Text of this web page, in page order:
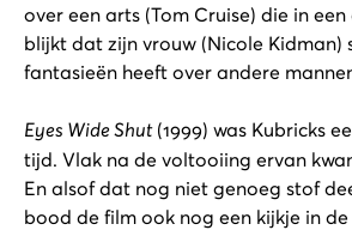
over een arts (Tom Cruise) die in
blijkt dat zijn vrouw (Nicole Kidman)
fantasieën heeft over andere
Eyes Wide Shut(1999) was Kubricks
tijd. Vlak na de voltooiing ervan
En alsof dat nog niet genoeg stof
bood de film ook nog een kijkje in